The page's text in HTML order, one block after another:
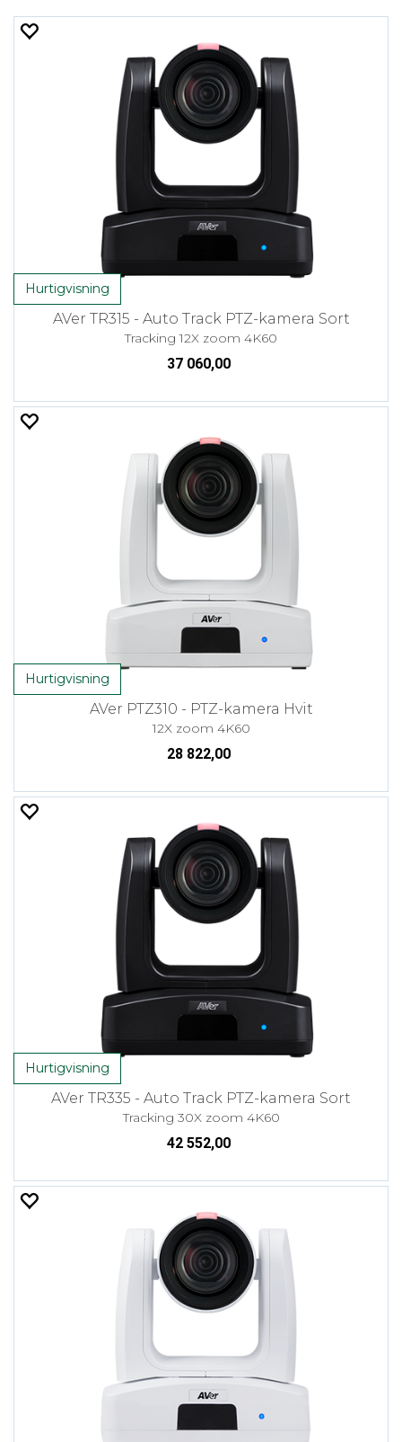
Hurtigvisning
AVer TR315 - Auto Track PTZ-kamera Sort
Tracking 12X zoom 4K60
37 060,00
Hurtigvisning
AVer PTZ310 - PTZ-kamera Hvit
12X zoom 4K60
28 822,00
Hurtigvisning
AVer TR335 - Auto Track PTZ-kamera Sort
Tracking 30X zoom 4K60
42 552,00